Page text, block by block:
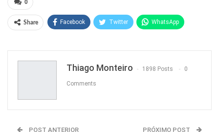
0
Share Facebook Twitter WhatsApp
Thiago Monteiro 1898 Posts 0
Comments
POST ANTERIOR PRÓXIMO POST